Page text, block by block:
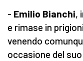
- Emilio Bianchi,
e rimase in
venendo
occasione del